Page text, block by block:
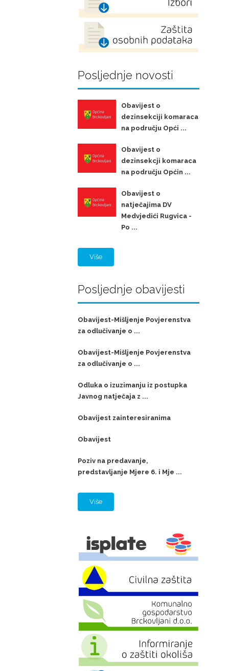
Posljednje novosti
Obavijest o
dezinsekciji komaraca
na području Opći ...
Obavijest o
dezinsekcji komaraca
na području Općin ...
Obavijest o
natječajima DV
Medvjedići Rugvica -
Po ...
Više
Posljednje obavijesti
Obavijest-Mišljenje Povjerenstva
za odlučivanje o ...
Obavijest-Mišljenje Povjerenstva
za odlučivanje o ...
Odluka o izuzimanju iz postupka
Javnog natječaja z ...
Obavijest zainteresiranima
Obavijest
Poziv na predavanje,
predstavljanje Mjere 6. i Mje ...
Više